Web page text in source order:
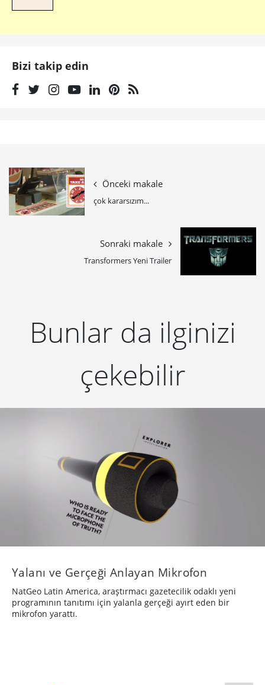
Bizi takip edin
Önceki makale
çok kararsızım...
Sonraki makale
Transformers Yeni Trailer
Bunlar da ilginizi
çekebilir
Yalanı ve Gerçeği Anlayan Mikrofon
NatGeo Latin America, araştırmacı gazetecilik odaklı yeni
programının tanıtımı için yalanla gerçeği ayırt eden bir
mikrofon yarattı.